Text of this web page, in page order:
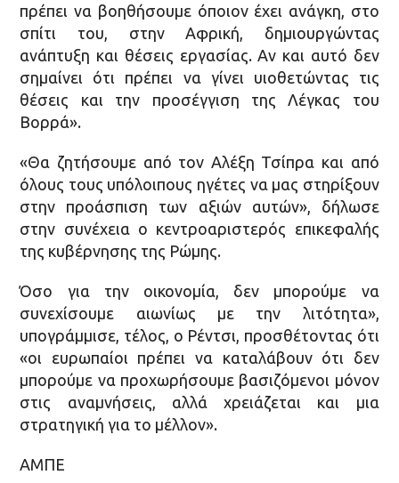
πρέπει να βοηθήσουμε όποιον έχει ανάγκη, στο
σπίτι του, στην Αφρική, δημιουργώντας
ανάπτυξη και θέσεις εργασίας. Αν και αυτό δεν
σημαίνει ότι πρέπει να γίνει υιοθετώντας τις
θέσεις και την προσέγγιση της Λέγκας του
Βορρά».
«Θα ζητήσουμε από τον Αλέξη Τσίπρα και από
όλους τους υπόλοιπους ηγέτες να μας στηρίξουν
στην προάσπιση των αξιών αυτών», δήλωσε
στην συνέχεια ο κεντροαριστερός επικεφαλής
της κυβέρνησης της Ρώμης.
Όσο για την οικονομία, δεν μπορούμε να
συνεχίσουμε αιωνίως με την λιτότητα»,
υπογράμμισε, τέλος, ο Ρέντσι, προσθέτοντας ότι
«οι ευρωπαίοι πρέπει να καταλάβουν ότι δεν
μπορούμε να προχωρήσουμε βασιζόμενοι μόνον
στις αναμνήσεις, αλλά χρειάζεται και μια
στρατηγική για το μέλλον».
ΑΜΠΕ